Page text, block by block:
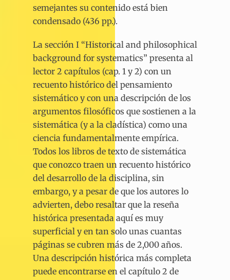
semejantes su contenido está bien
condensado (436 pp.).
La sección I “Historical and philosophical
background for systematics” presenta al
lector 2 capítulos (cap. 1 y 2) con un
recuento histórico del pensamiento
sistemático y con una descripción de los
argumentos filosóficos que sostienen a la
sistemática (y a la cladística) como una
ciencia fundamentalmente empírica.
Todos los libros de texto de sistemática
que conozco traen un recuento histórico
del desarrollo de la disciplina, sin
embargo, y a pesar de que los autores lo
advierten, debo resaltar que la reseña
histórica presentada aquí es muy
superficial y en tan solo unas cuantas
páginas se cubren más de 2,000 años.
Una descripción histórica más completa
puede encontrarse en el capítulo 2 de